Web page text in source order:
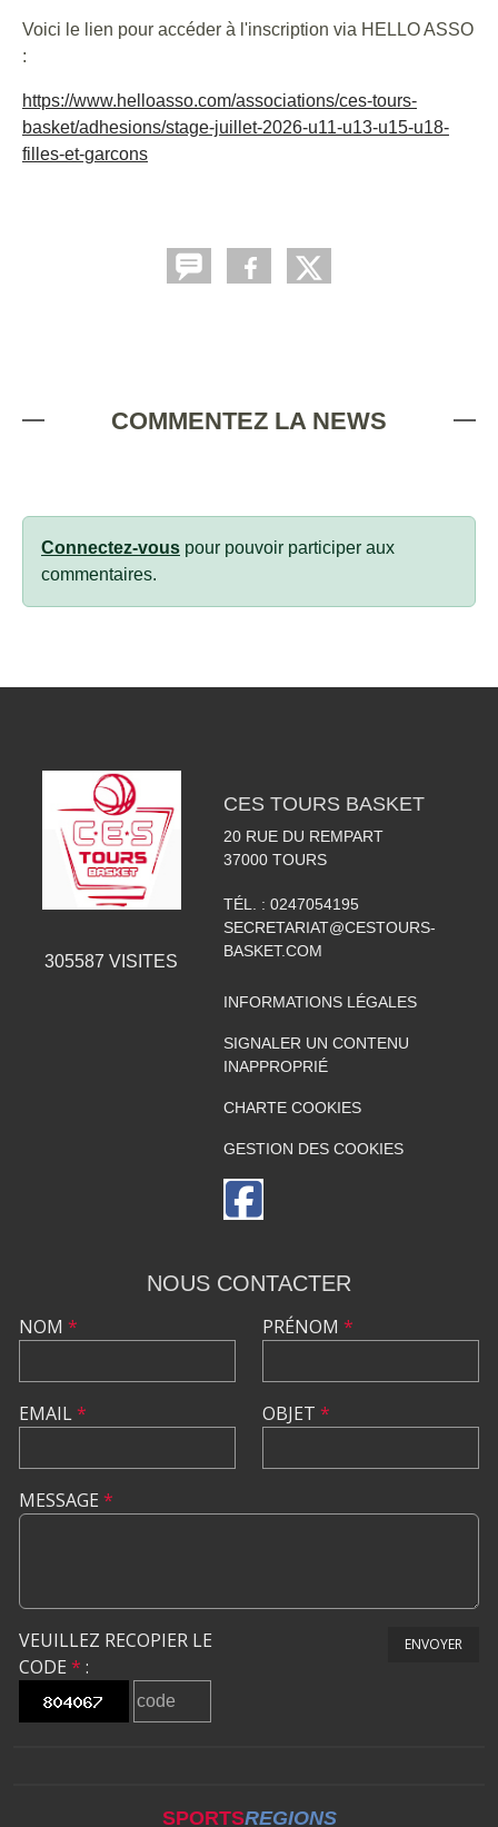
Voici le lien pour accéder à l'inscription via HELLO ASSO
:
https://www.helloasso.com/associations/ces-tours-
basket/adhesions/stage-juillet-2026-u11-u13-u15-u18-
filles-et-garcons
COMMENTEZ LA NEWS
Connectez-vous pour pouvoir participer aux
commentaires.
305587 VISITES
CES TOURS BASKET
20 RUE DU REMPART
37000 TOURS
TÉL. : 0247054195
SECRETARIAT@CESTOURS-
BASKET.COM
INFORMATIONS LÉGALES
SIGNALER UN CONTENU
INAPPROPRIÉ
CHARTE COOKIES
GESTION DES COOKIES
NOUS CONTACTER
NOM *
EMAIL*
PRÉNOM *
OBJET *
MESSAGE *
VEUILLEZ RECOPIER LE
CODE * :
ENVOYER
SPORTSREGIONS